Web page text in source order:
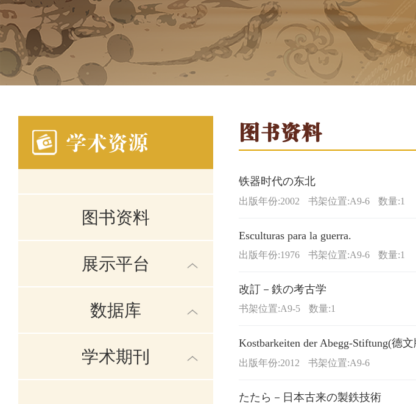
学术资源
图书资料
展示平台
数据库
学术期刊
图书资料
铁器时代の东北
出版年份:2002 书架位置:A9-6 数量:1
Esculturas para la guerra.
出版年份:1976 书架位置:A9-6 数量:1
改訂－鉄の考古学
书架位置:A9-5 数量:1
Kostbarkeiten der Abegg-Stiftung(德
出版年份:2012 书架位置:A9-6
たたら－日本古来の製鉄技術